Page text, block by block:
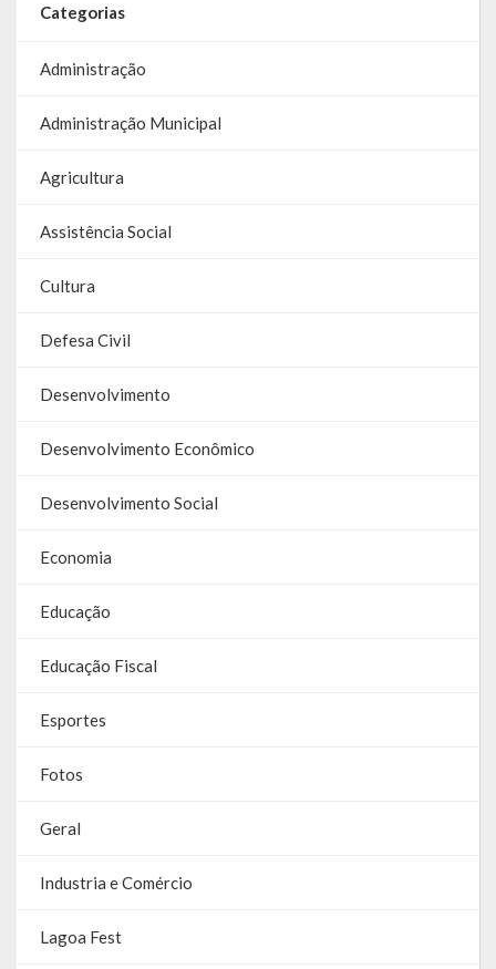
Editais de Concursos/Processos Seletivos
Editais de Licitações
LicitaCon Cidadão
Prestação de Contas
RGF
RPPS
RREO
Categorias
Administração
Administração Municipal
Agricultura
Assistência Social
Cultura
Defesa Civil
Desenvolvimento
Desenvolvimento Econômico
Desenvolvimento Social
Economia
Educação
Educação Fiscal
Esportes
Fotos
Geral
Industria e Comércio
Lagoa Fest